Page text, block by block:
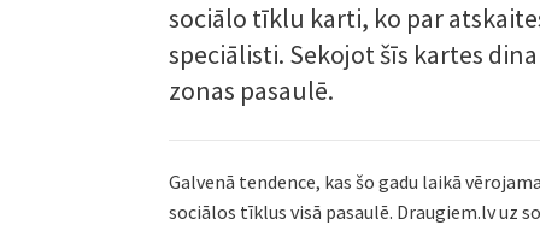
sociālo tīklu karti, ko par
speciālisti. Sekojot šīs kartes
zonas pasaulē.
Galvenā tendence, kas šo gadu laikā
sociālos tīklus visā pasaulē. Draugiem.lv uz